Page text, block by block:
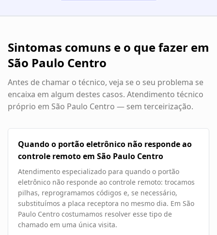
Sintomas comuns e o que fazer em
São Paulo Centro
Antes de chamar o técnico, veja se o seu problema se
encaixa em algum destes casos. Atendimento técnico
próprio em São Paulo Centro — sem terceirização.
Quando o portão eletrônico não responde ao
controle remoto em São Paulo Centro
Atendimento especializado para quando o portão
eletrônico não responde ao controle remoto: trocamos
pilhas, reprogramamos códigos e, se necessário,
substituímos a placa receptora no mesmo dia. Em São
Paulo Centro costumamos resolver esse tipo de
chamado em uma única visita.